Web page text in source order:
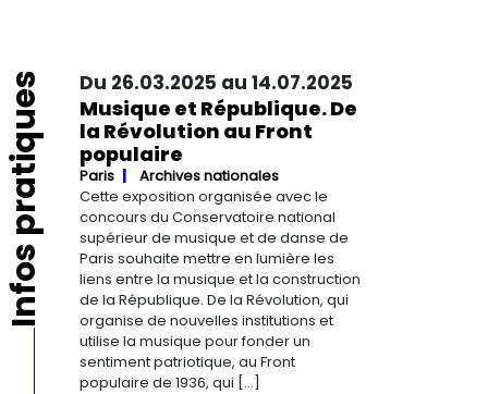
Infos pratiques Du 26.03.2025 au 14.07.2025
Musique et République. De
la Révolution au Front
populaire
Paris
Archives nationales
Cette exposition organisée avec le
concours du Conservatoire national
supérieur de musique et de danse de
Paris souhaite mettre en lumière les
liens entre la musique et la construction
de la République. De la Révolution, qui
organise de nouvelles institutions et
utilise la musique pour fonder un
sentiment patriotique, au Front
populaire de 1936, qui […]